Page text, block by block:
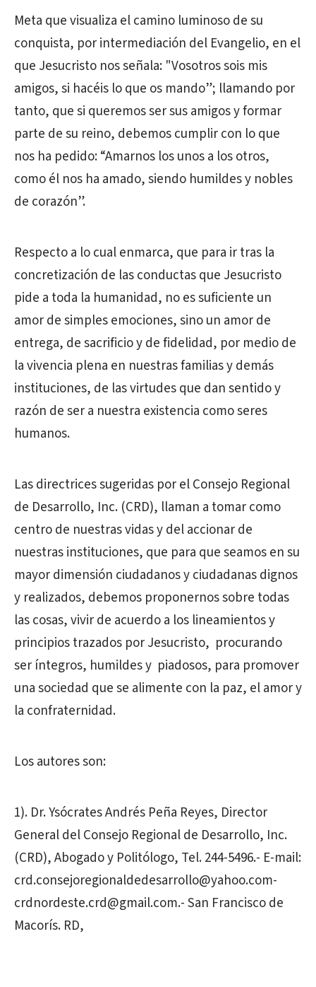
Meta que visualiza el camino luminoso de su
conquista, por intermediación del Evangelio, en el
que Jesucristo nos señala: "Vosotros sois mis
amigos, si hacéis lo que os mando”; llamando por
tanto, que si queremos ser sus amigos y formar
parte de su reino, debemos cumplir con lo que
nos ha pedido: “Amarnos los unos a los otros,
como él nos ha amado, siendo humildes y nobles
de corazón”.
Respecto a lo cual enmarca, que para ir tras la
concretización de las conductas que Jesucristo
pide a toda la humanidad, no es suficiente un
amor de simples emociones, sino un amor de
entrega, de sacrificio y de fidelidad, por medio de
la vivencia plena en nuestras familias y demás
instituciones, de las virtudes que dan sentido y
razón de ser a nuestra existencia como seres
humanos.
Las directrices sugeridas por el Consejo Regional
de Desarrollo, Inc. (CRD), llaman a tomar como
centro de nuestras vidas y del accionar de
nuestras instituciones, que para que seamos en su
mayor dimensión ciudadanos y ciudadanas dignos
y realizados, debemos proponernos sobre todas
las cosas, vivir de acuerdo a los lineamientos y
principios trazados por Jesucristo, procurando
ser íntegros, humildes y piadosos, para promover
una sociedad que se alimente con la paz, el amor y
la confraternidad.
Los autores son:
1). Dr. Ysócrates Andrés Peña Reyes, Director
General del Consejo Regional de Desarrollo, Inc.
(CRD), Abogado y Politólogo, Tel. 244-5496.- E-mail:
crd.consejoregionaldedesarrollo@yahoo.com-
crdnordeste.crd@gmail.com.- San Francisco de
Macorís. RD,